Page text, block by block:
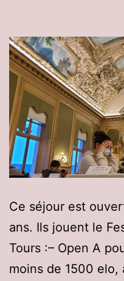
Ce séjour est
ans. Ils jouent le
Tours :– Open A
moins de 1500 elo,